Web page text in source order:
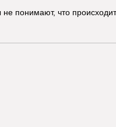
понимают, что